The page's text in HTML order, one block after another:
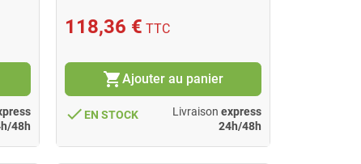
48h
118,36 € TTC
shopping_cartAjouter au panier
done EN STOCK Livraison express
24h/48h